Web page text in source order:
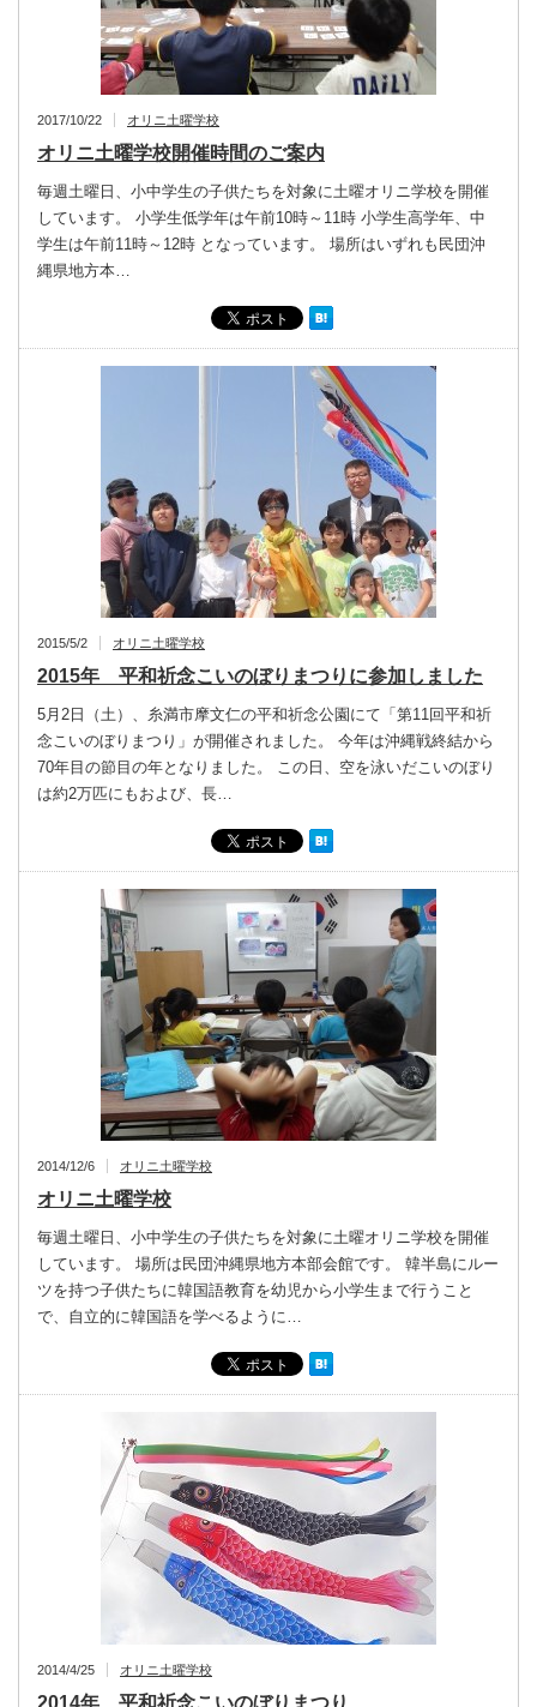
2017/10/22 オリニ土曜学校
オリニ土曜学校開催時間のご案内
毎週土曜日、小中学生の子供たちを対象に土曜オリニ学校を開催
しています。 小学生低学年は午前10時～11時 小学生高学年、中
学生は午前11時～12時 となっています。 場所はいずれも民団沖
縄県地方本…
2015/5/2 オリニ土曜学校
2015年 平和祈念こいのぼりまつりに参加しました
5月2日（土）、糸満市摩文仁の平和祈念公園にて「第11回平和祈
念こいのぼりまつり」が開催されました。 今年は沖縄戦終結から
70年目の節目の年となりました。 この日、空を泳いだこいのぼり
は約2万匹にもおよび、長…
2014/12/6 オリニ土曜学校
オリニ土曜学校
毎週土曜日、小中学生の子供たちを対象に土曜オリニ学校を開催
しています。 場所は民団沖縄県地方本部会館です。 韓半島にルー
ツを持つ子供たちに韓国語教育を幼児から小学生まで行うこと
で、自立的に韓国語を学べるように…
2014/4/25 オリニ土曜学校
2014年 平和祈念こいのぼりまつり